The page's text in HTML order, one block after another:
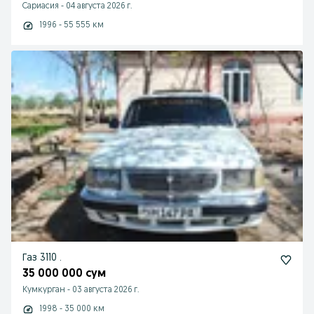
Сариасия - 04 августа 2026 г.
1996 - 55 555 км
Газ 3110 .
35 000 000 сум
Кумкурган - 03 августа 2026 г.
1998 - 35 000 км